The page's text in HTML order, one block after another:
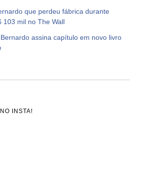
que perdeu fábrica durante
103 mil no The Wall
assina capítulo em novo livro
INSTA!